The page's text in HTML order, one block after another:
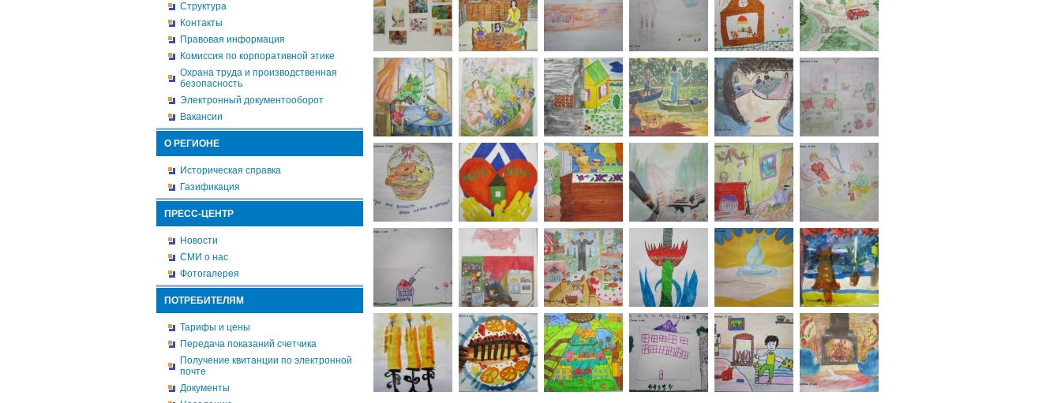
Структура
Контакты
Правовая информация
Комиссия по корпоративной этике
Охрана труда и производственная
безопасность
Электронный документооборот
Вакансии
О РЕГИОНЕ
Историческая справка
Газификация
ПРЕСС-ЦЕНТР
Новости
СМИ о нас
Фотогалерея
ПОТРЕБИТЕЛЯМ
Тарифы и цены
Передача показаний счетчика
Получение квитанции по электронной
почте
Документы